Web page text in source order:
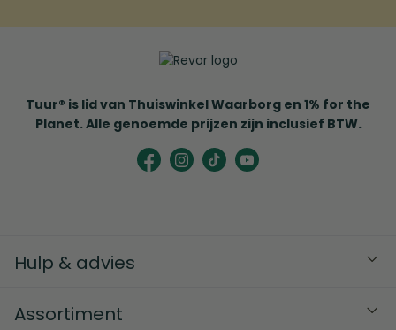
Tuur® is lid van Thuiswinkel Waarborg en 1% for the
Planet. Alle genoemde prijzen zijn inclusief BTW.
Hulp & advies
Assortiment